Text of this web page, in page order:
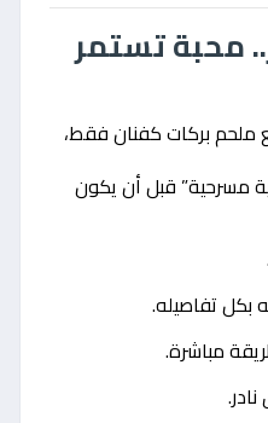
محبة تستمر
ملحم بركات كفنان فقط،
مسرحية” قبل أن يكون
بكل تفاصيله.
مباشرة.